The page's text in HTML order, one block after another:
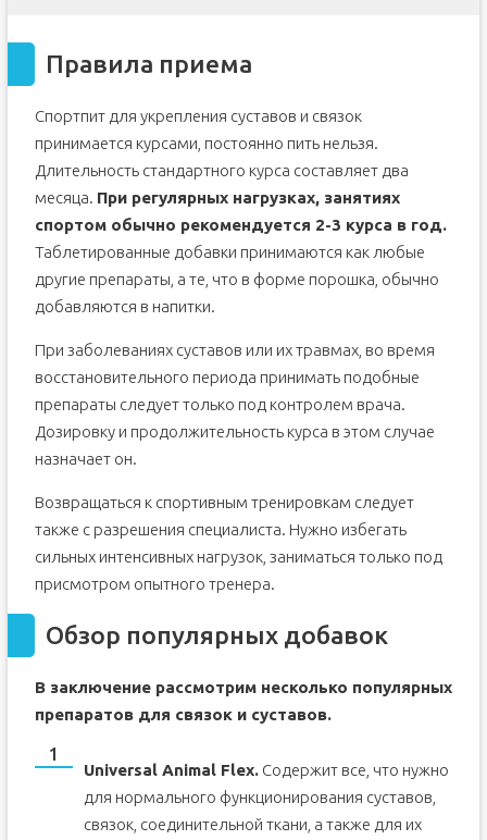
Правила приема
Спортпит для укрепления суставов и связок
принимается курсами, постоянно пить нельзя.
Длительность стандартного курса составляет два
месяца. При регулярных нагрузках, занятиях
спортом обычно рекомендуется 2-3 курса в год.
Таблетированные добавки принимаются как любые
другие препараты, а те, что в форме порошка, обычно
добавляются в напитки.
При заболеваниях суставов или их травмах, во время
восстановительного периода принимать подобные
препараты следует только под контролем врача.
Дозировку и продолжительность курса в этом случае
назначает он.
Возвращаться к спортивным тренировкам следует
также с разрешения специалиста. Нужно избегать
сильных интенсивных нагрузок, заниматься только под
присмотром опытного тренера.
Обзор популярных добавок
В заключение рассмотрим несколько популярных
препаратов для связок и суставов.
Universal Animal Flex.Содержит все, что нужно
для нормального функционирования суставов,
связок, соединительной ткани, а также для их